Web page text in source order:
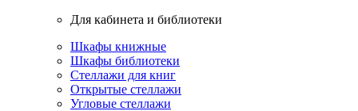
Для кабинета и библиотеки
Шкафы книжные
Шкафы библиотеки
Стеллажи для книг
Открытые стеллажи
Угловые стеллажи